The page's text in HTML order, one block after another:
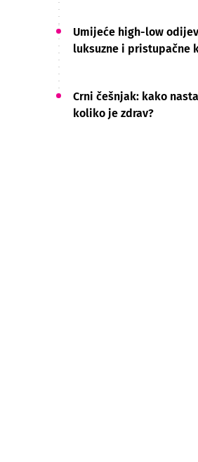
Umijeće high-low
luksuzne i pristupačne
Crni češnjak: kako
koliko je zdrav?